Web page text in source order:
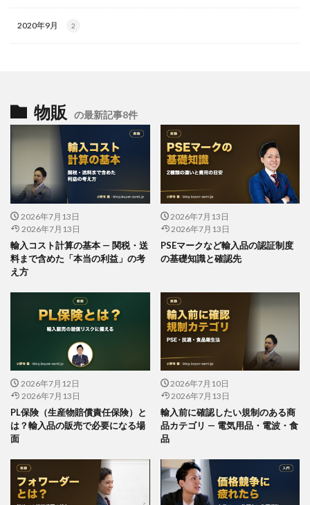
2020年9月 2
物販 の最新記事8件
2026年7月13日
2026年7月13日
輸入コスト計算の基本 — 関税・送
料まで含めた「本当の利益」の考
え方
2026年7月13日
2026年7月13日
PSEマークなど輸入品の認証制度
の基礎知識と確認先
2026年7月12日
2026年7月13日
PL保険（生産物賠償責任保険）と
は？輸入品の販売で必要になる場
面
2026年7月10日
2026年7月13日
輸入前に確認したい規制のある商
品カテゴリ — 電気用品・電波・食
品